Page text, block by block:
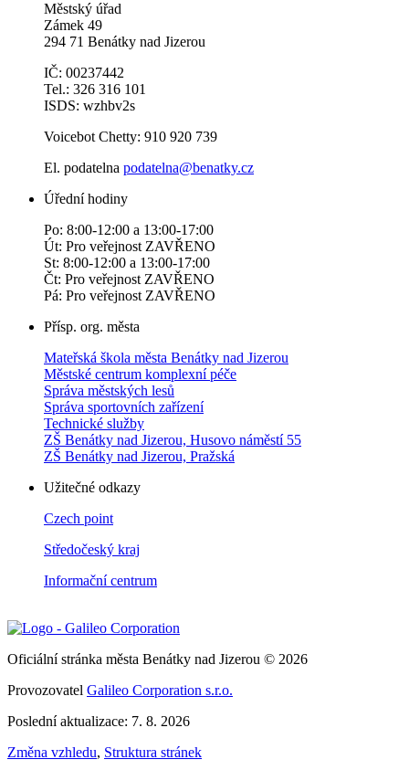
Městský úřad
Zámek 49
294 71 Benátky nad Jizerou
IČ: 00237442
Tel.: 326 316 101
ISDS: wzhbv2s
Voicebot Chetty: 910 920 739
El. podatelna podatelna@benatky.cz
Úřední hodiny
Po: 8:00-12:00 a 13:00-17:00
Út: Pro veřejnost ZAVŘENO
St: 8:00-12:00 a 13:00-17:00
Čt: Pro veřejnost ZAVŘENO
Pá: Pro veřejnost ZAVŘENO
Přísp. org. města
Mateřská škola města Benátky nad Jizerou
Městské centrum komplexní péče
Správa městských lesů
Správa sportovních zařízení
Technické služby
ZŠ Benátky nad Jizerou, Husovo náměstí 55
ZŠ Benátky nad Jizerou, Pražská
Užitečné odkazy
Czech point
Středočeský kraj
Informační centrum
Oficiální stránka města Benátky nad Jizerou © 2026
Provozovatel Galileo Corporation s.r.o.
Poslední aktualizace: 7. 8. 2026
Změna vzhledu, Struktura stránek